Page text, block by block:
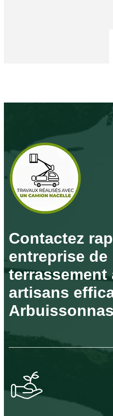
Contactez
entreprise de
terrassement
artisans